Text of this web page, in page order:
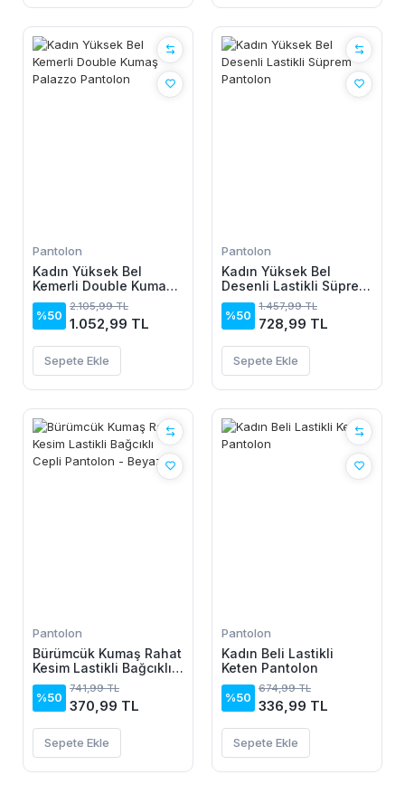
Pantolon
Kadın Yüksek Bel
Kemerli Double Kumaş
Palazzo Pantolon
%50
2.105,99 TL
1.052,99 TL
Sepete Ekle
Pantolon
Kadın Yüksek Bel
Desenli Lastikli Süprem
Pantolon
%50
1.457,99 TL
728,99 TL
Sepete Ekle
Pantolon
Bürümcük Kumaş Rahat
Kesim Lastikli Bağcıklı
Cepli Pantolon - Beyaz
%50
741,99 TL
370,99 TL
Sepete Ekle
Pantolon
Kadın Beli Lastikli
Keten Pantolon
%50
674,99 TL
336,99 TL
Sepete Ekle